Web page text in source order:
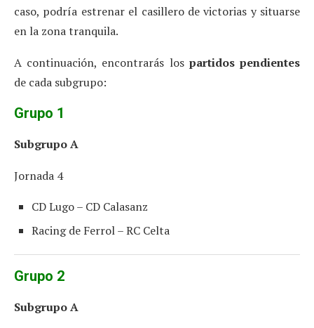
caso, podría estrenar el casillero de victorias y situarse
en la zona tranquila.
A continuación, encontrarás los partidos pendientes
de cada subgrupo:
Grupo 1
Subgrupo A
Jornada 4
CD Lugo – CD Calasanz
Racing de Ferrol – RC Celta
Grupo 2
Subgrupo A